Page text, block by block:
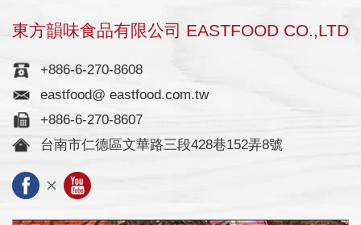
東方韻味食品有限公司 EASTFOOD CO.,LTD
+886-6-270-8608
eastfood@ eastfood.com.tw
+886-6-270-8607
台南市仁德區文華路三段428巷152弄8號